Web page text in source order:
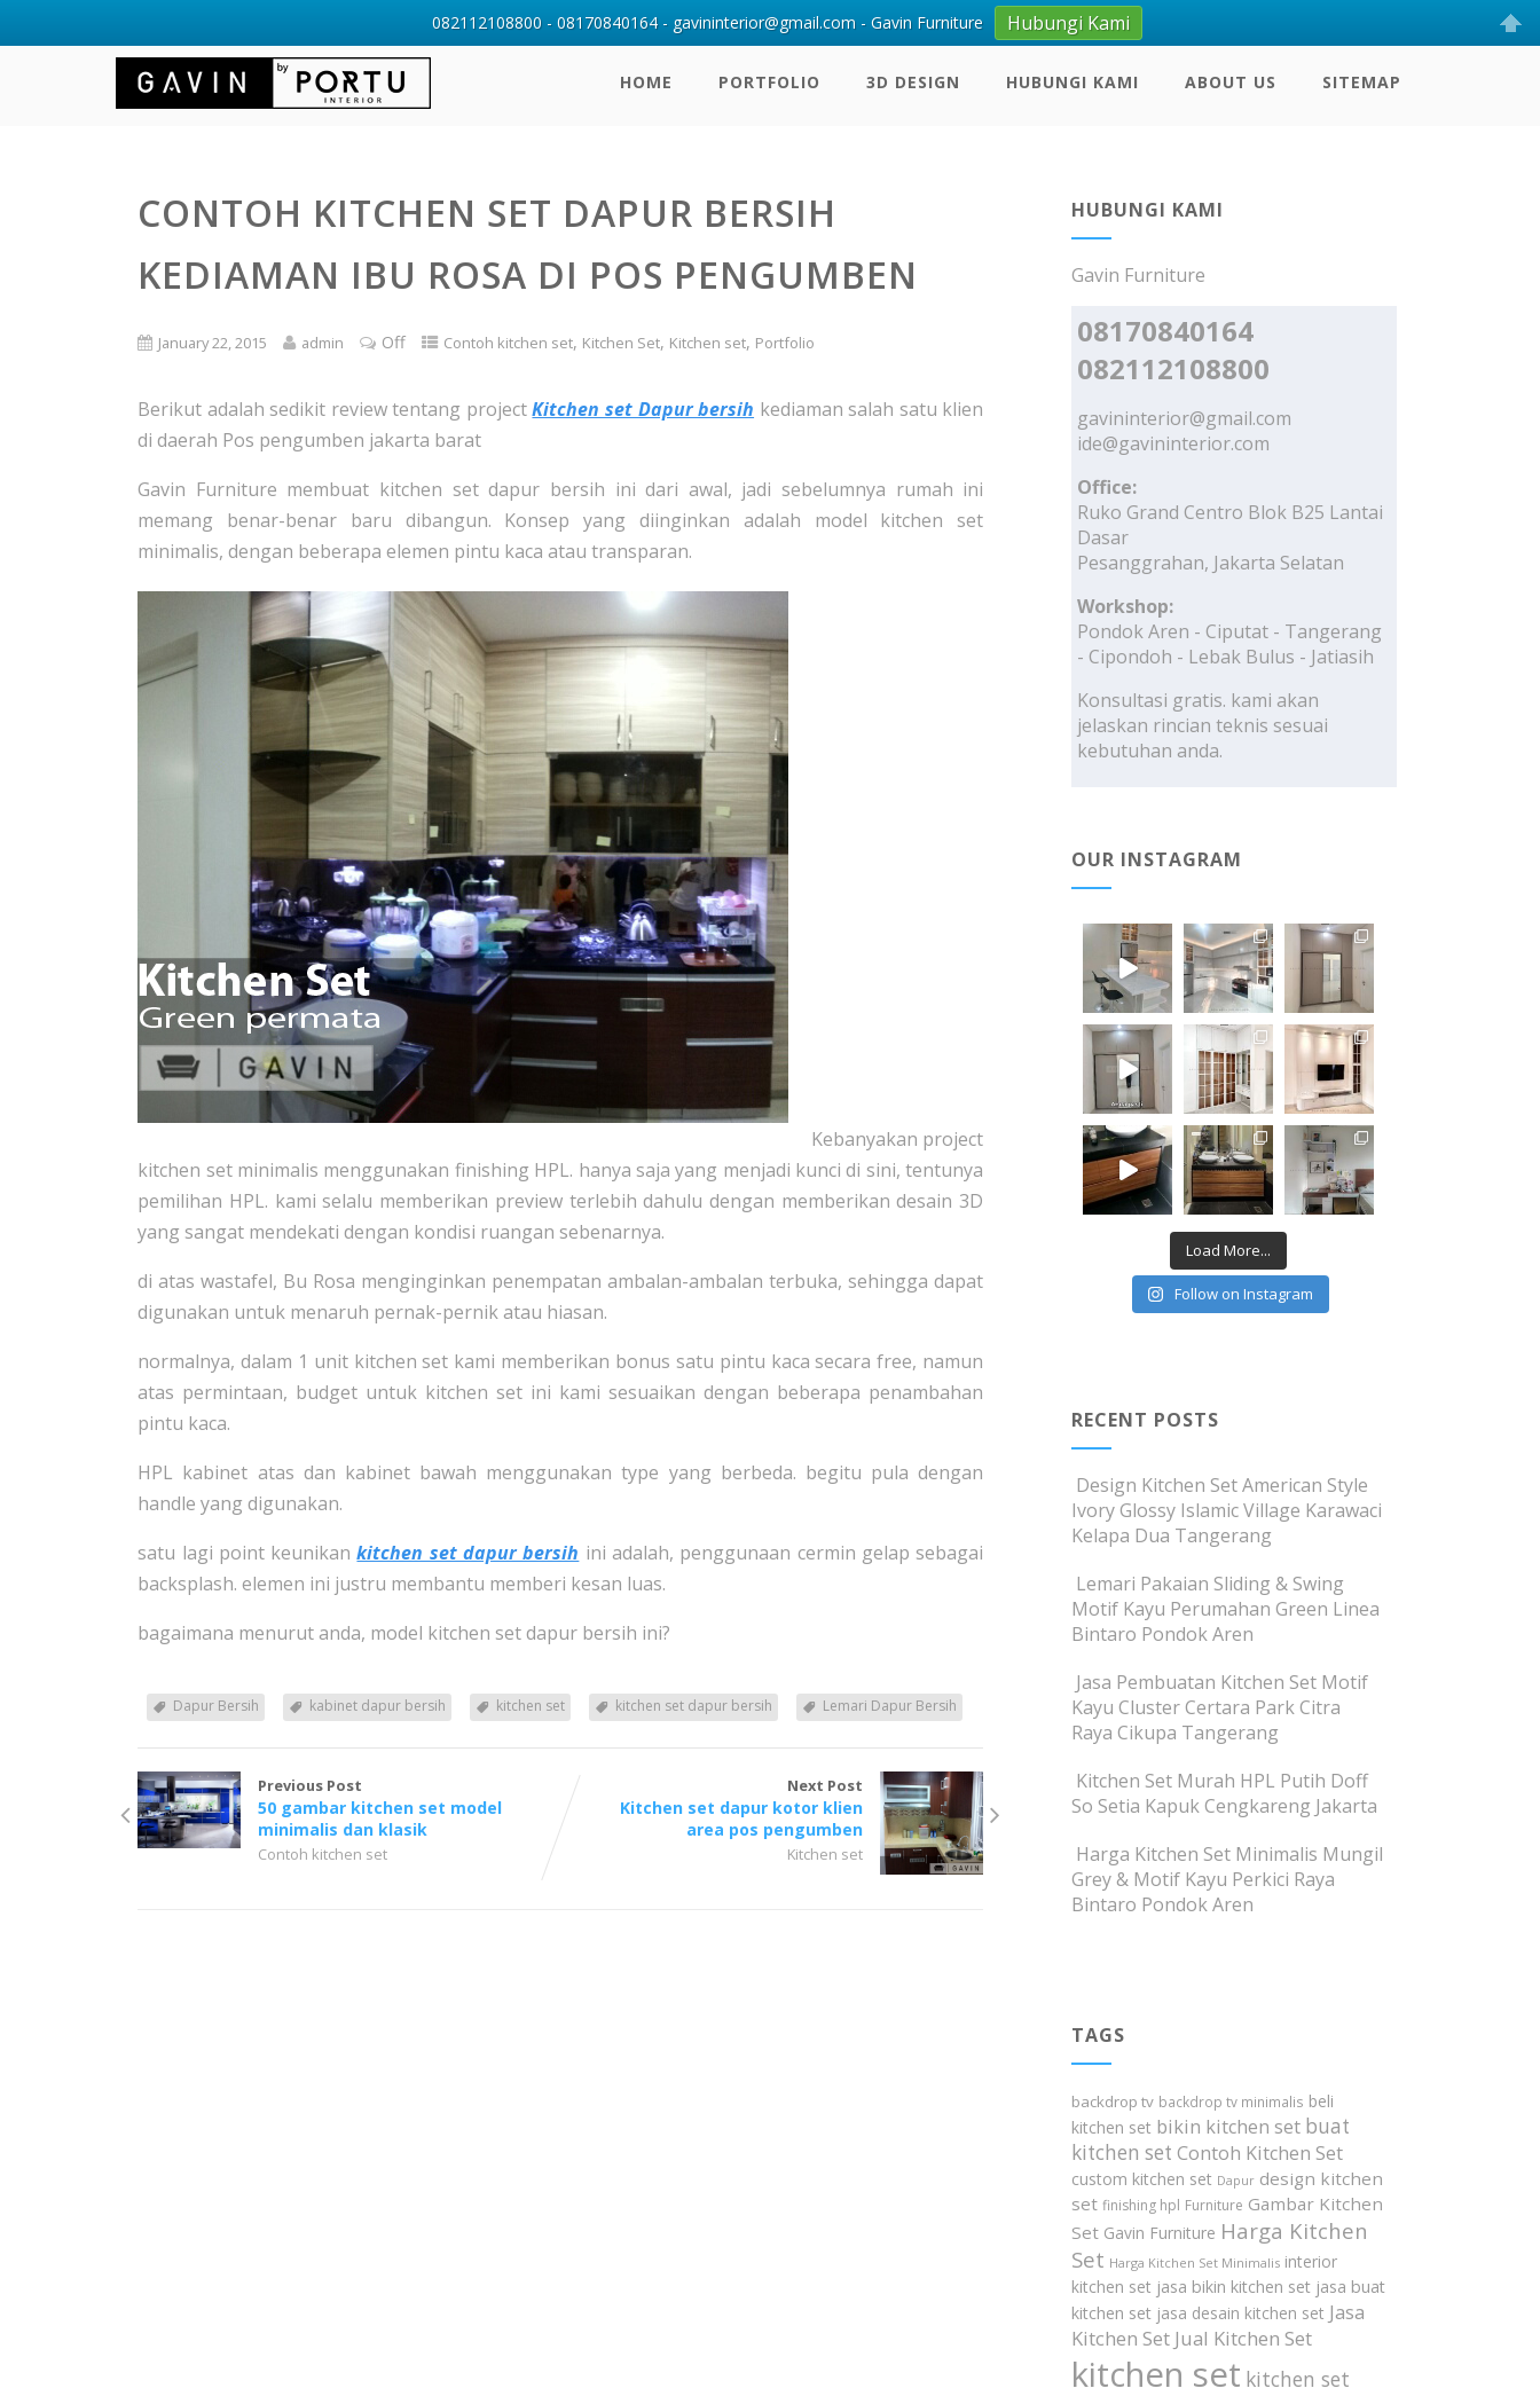
HOME PORTFOLIO 3D DESIGN HUBUNGI KAMI ABOUT US SITEMAP
CONTOH KITCHEN SET DAPUR BERSIH
KEDIAMAN IBU ROSA DI POS PENGUMBEN
January 22, 2015 admin Off Contoh kitchen set, Kitchen Set, Kitchen set, Portfolio
Berikut adalah sedikit review tentang projectKitchen set Dapur bersih kediaman salah satu klien
di daerah Pos pengumben jakarta barat
Gavin Furniture membuat kitchen set dapur bersih ini dari awal, jadi sebelumnya rumah ini
memang benar-benar baru dibangun. Konsep yang diinginkan adalah model kitchen set
minimalis, dengan beberapa elemen pintu kaca atau transparan.
Kebanyakan project
kitchen set minimalis menggunakan finishing HPL. hanya saja yang menjadi kunci di sini, tentunya
pemilihan HPL. kami selalu memberikan preview terlebih dahulu dengan memberikan desain 3D
yang sangat mendekati dengan kondisi ruangan sebenarnya.
di atas wastafel, Bu Rosa menginginkan penempatan ambalan-ambalan terbuka, sehingga dapat
digunakan untuk menaruh pernak-pernik atau hiasan.
normalnya, dalam 1 unit kitchen set kami memberikan bonus satu pintu kaca secara free, namun
atas permintaan, budget untuk kitchen set ini kami sesuaikan dengan beberapa penambahan
pintu kaca.
HPL kabinet atas dan kabinet bawah menggunakan type yang berbeda. begitu pula dengan
handle yang digunakan.
satu lagi point keunikankitchen set dapur bersih ini adalah, penggunaan cermin gelap sebagai
backsplash. elemen ini justru membantu memberi kesan luas.
bagaimana menurut anda, model kitchen set dapur bersih ini?
Dapur Bersih kabinet dapur bersih kitchen set kitchen set dapur bersih Lemari Dapur Bersih
Previous Post
50 gambar kitchen set model
minimalis dan klasik
Contoh kitchen set
Next Post
Kitchen set dapur kotor klien
area pos pengumben
Kitchen set
HUBUNGI KAMI
Gavin Furniture
08170840164
082112108800
gavininterior@gmail.com
ide@gavininterior.com
Office:
Ruko Grand Centro Blok B25 Lantai
Dasar
Pesanggrahan, Jakarta Selatan
Workshop:
Pondok Aren - Ciputat - Tangerang
- Cipondoh - Lebak Bulus - Jatiasih
Konsultasi gratis. kami akan
jelaskan rincian teknis sesuai
kebutuhan anda.
OUR INSTAGRAM
Load More...
Follow on Instagram
RECENT POSTS
Design Kitchen Set American Style
Ivory Glossy Islamic Village Karawaci
Kelapa Dua Tangerang
Lemari Pakaian Sliding & Swing
Motif Kayu Perumahan Green Linea
Bintaro Pondok Aren
Jasa Pembuatan Kitchen Set Motif
Kayu Cluster Certara Park Citra
Raya Cikupa Tangerang
Kitchen Set Murah HPL Putih Doff
So Setia Kapuk Cengkareng Jakarta
Harga Kitchen Set Minimalis Mungil
Grey & Motif Kayu Perkici Raya
Bintaro Pondok Aren
TAGS
backdrop tv backdrop tv minimalis beli
kitchen set bikin kitchen set buat
kitchen set Contoh Kitchen Set
custom kitchen set Dapur design kitchen
set finishing hpl Furniture Gambar Kitchen
Set Gavin Furniture Harga Kitchen
Set Harga Kitchen Set Minimalis interior
kitchen set jasa bikin kitchen set jasa buat
kitchen set jasa desain kitchen set Jasa
Kitchen Set Jual Kitchen Set
kitchen set kitchen set
082112108800 - 08170840164 - gavininterior@gmail.com - Gavin Furniture Hubungi Kami